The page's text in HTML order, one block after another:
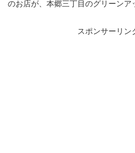
のお店が、本郷三丁目のグリーンア
スポンサーリン